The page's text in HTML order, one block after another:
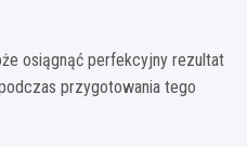
osiągnąć perfekcyjny rezultat
przygotowania tego